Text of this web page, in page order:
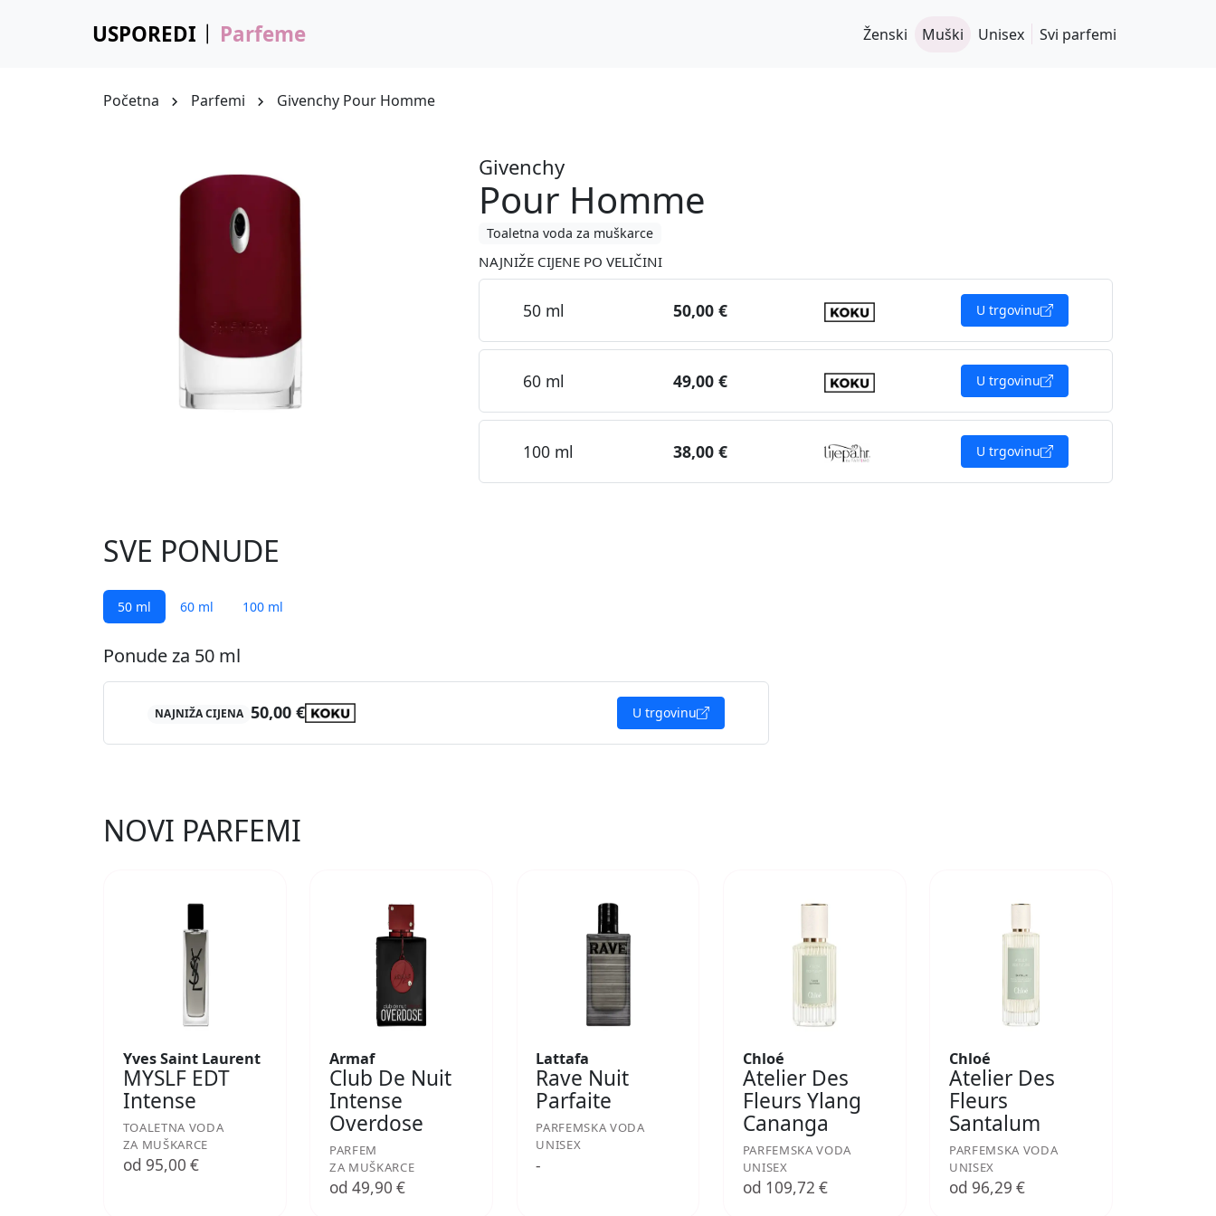
USPOREDI Parfeme Ženski Muški Unisex Svi parfemi
Početna Parfemi Givenchy Pour Homme
Givenchy
Pour Homme
Toaletna voda za muškarce
NAJNIŽE CIJENE PO VELIČINI
50 ml 50,00 € U trgovinu
60 ml 49,00 € U trgovinu
100 ml 38,00 € U trgovinu
SVE PONUDE
50 ml 60 ml 100 ml
Ponude za 50 ml
NAJNIŽA CIJENA 50,00 € U trgovinu
NOVI PARFEMI
Yves Saint Laurent
MYSLF EDT
Intense
TOALETNA VODA
ZA MUŠKARCE
od 95,00 €
Armaf
Club De Nuit
Intense
Overdose
PARFEM
ZA MUŠKARCE
od 49,90 €
Lattafa
Rave Nuit
Parfaite
PARFEMSKA VODA
UNISEX
-
Chloé
Atelier Des
Fleurs Ylang
Cananga
PARFEMSKA VODA
UNISEX
od 109,72 €
Chloé
Atelier Des
Fleurs
Santalum
PARFEMSKA VODA
UNISEX
od 96,29 €